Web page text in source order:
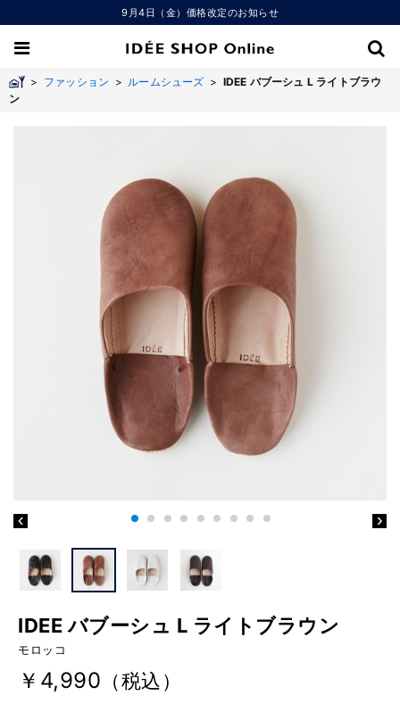
9月4日（金）価格改定のお知らせ
> ファッション > ルームシューズ > IDEE バブーシュ L ライトブラウ
ン
IDEE バブーシュ L ライトブラウン
モロッコ
￥4,990 （税込）